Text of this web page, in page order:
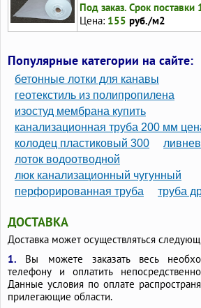
Под заказ. Срок поставки
Цена: 155 руб./м2
Популярные категории на сайте:
бетонные лотки для канавы
геотекстиль из полипропилена
изостуд мембрана купить
канализационная труба 200 мм
колодец пластиковый 300
лоток водоотводной
люк канализационный чугунный
перфорированная труба
труба
ДОСТАВКА
Доставка может осуществляться
1. Вы можете заказать весь
телефону и оплатить
Данные условия по оплате
прилегающие области.